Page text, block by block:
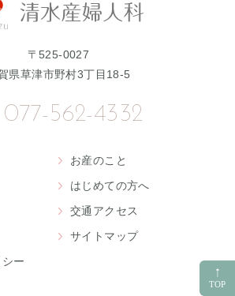
〒525-0027
県草津市野村3丁目18-5
077-562-4332
お産のこと
はじめての方へ
交通アクセス
サイトマップ
ー